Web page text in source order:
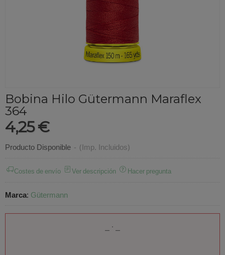
Bobina Hilo Gütermann Maraflex
364
4,25 €
Producto Disponible - (Imp. Incluidos)
Costes de envío Ver descripción Hacer pregunta
Marca: Gütermann